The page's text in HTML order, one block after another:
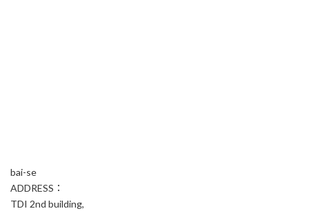
bai-se
ADDRESS：
TDI 2nd building,